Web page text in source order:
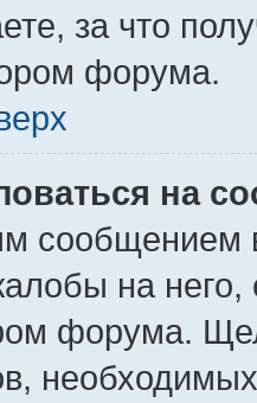
за что
форума.
на
сообщением
на
форума.